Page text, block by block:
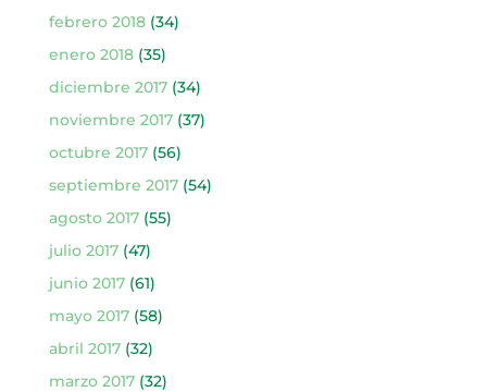
febrero 2018(34)
enero 2018(35)
diciembre 2017(34)
noviembre 2017(37)
octubre 2017(56)
septiembre 2017(54)
agosto 2017(55)
julio 2017(47)
junio 2017(61)
mayo 2017(58)
abril 2017(32)
marzo 2017(32)